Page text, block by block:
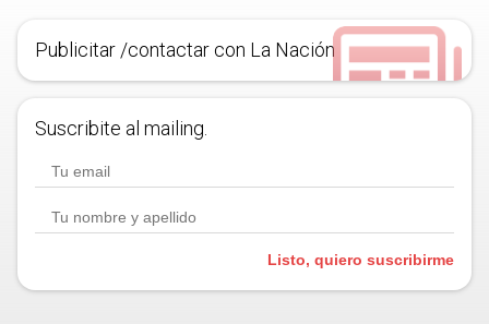
Publicitar /contactar con La Nación
Suscribite al mailing.
Listo, quiero suscribirme